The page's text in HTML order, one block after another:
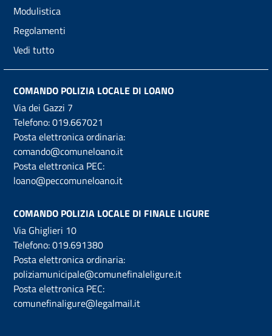
Modulistica
Regolamenti
Vedi tutto
COMANDO POLIZIA LOCALE DI LOANO
Via dei Gazzi 7
Telefono:019.667021
Posta elettronica ordinaria:
comando@comuneloano.it
Posta elettronica PEC:
loano@peccomuneloano.it
COMANDO POLIZIA LOCALE DI FINALE LIGURE
Via Ghiglieri 10
Telefono:019.691380
Posta elettronica ordinaria:
poliziamunicipale@comunefinaleligure.it
Posta elettronica PEC:
comunefinaligure@legalmail.it